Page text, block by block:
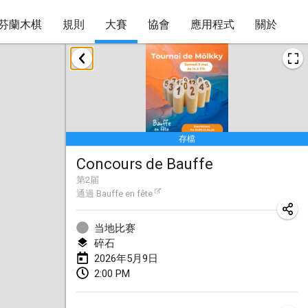
蘭木棋 規則 大賽 協會 應用程式 關於
存檔
Concours de Bauffe
第2 届
通過 Bauffe en fête
当地比赛
碎石
2026年5月9日
2:00 PM
2026年1月
Tournoi de la bonne année
2026年1月10日|法國
Open de Boulay Triplette
2026年1月17日|法國
Concours de Honnelles
2026年1月18日|比利時
2026年1月31日